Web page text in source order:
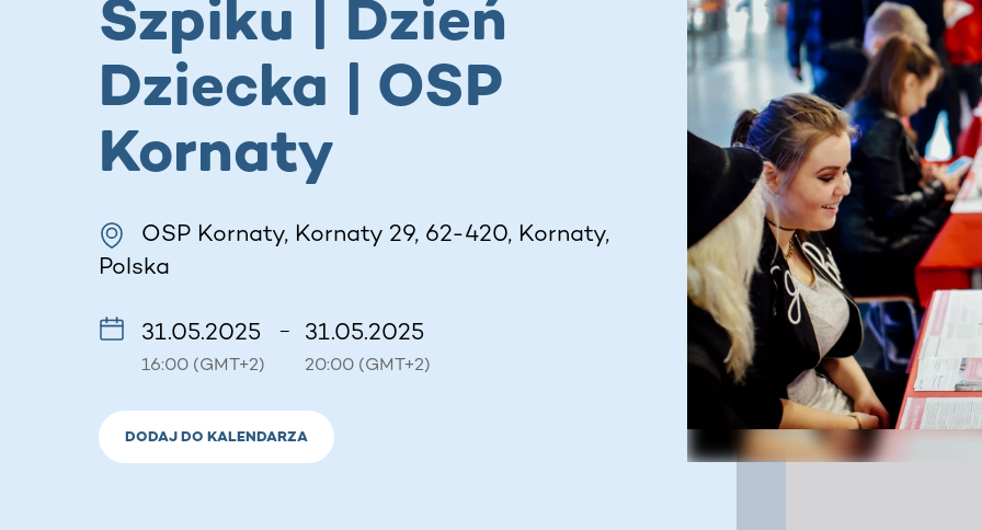
Szpiku | Dzień
Dziecka | OSP
Kornaty
OSP Kornaty, Kornaty 29, 62-420, Kornaty,
Polska
31.05.2025
16:00 (GMT+2)
– 31.05.2025
20:00 (GMT+2)
DODAJ DO KALENDARZA